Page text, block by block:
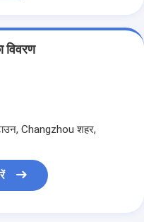
विवरण
Changzhou शहर,